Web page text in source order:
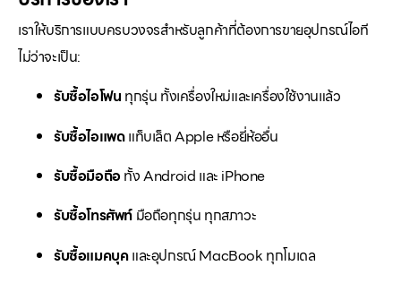
เราให้บริการแบบครบวงจรสำหรับลูกค้าที่ต้องการขายอุปกรณ์ไอที
ไม่ว่าจะเป็น:
รับซื้อไอโฟน ทุกรุ่น ทั้งเครื่องใหม่และเครื่องใช้งานแล้ว
รับซื้อไอแพดแท็บเล็ต Apple หรือยี่ห้ออื่น
รับซื้อมือถือทั้ง Android และ iPhone
รับซื้อโทรศัพท์ มือถือทุกรุ่น ทุกสภาวะ
รับซื้อแมคบุคและอุปกรณ์ MacBook ทุกโมเดล